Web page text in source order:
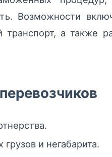
Возможности
а также
и негабарита.